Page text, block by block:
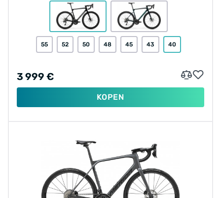
55 52 50 48 45 43 40
3 999 €
KOPEN